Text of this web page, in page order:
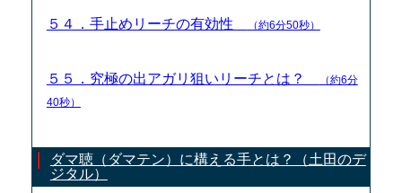
５４．手止めリーチの有効性 （約6分50秒）
５５．究極の出アガリ狙いリーチとは？
（約6分
40秒）
ダマ聴（ダマテン）に構える手とは？（土田のデ
ジタル）